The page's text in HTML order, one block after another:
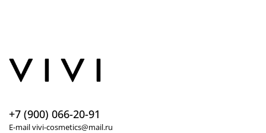
+7 (900) 066-20-91
E-mail vivi-cosmetics@mail.ru